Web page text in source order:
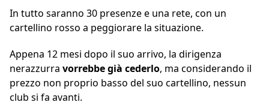
In tutto saranno 30 presenze e una rete, con un
cartellino rosso a peggiorare la situazione.
Appena 12 mesi dopo il suo arrivo, la dirigenza
nerazzurra vorrebbe già cederlo, ma considerando il
prezzo non proprio basso del suo cartellino, nessun
club si fa avanti.